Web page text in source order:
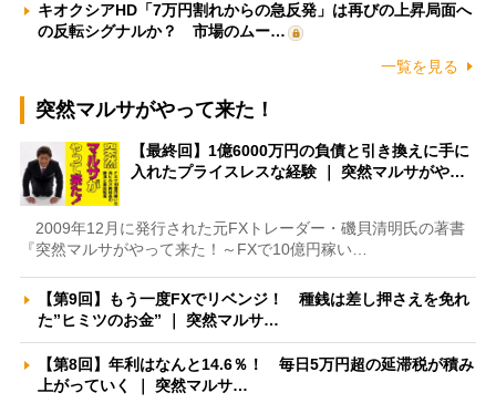
キオクシアHD「7万円割れからの急反発」は再びの上昇局面へ
の反転シグナルか？ 市場のムー…
一覧を見る
突然マルサがやって来た！
【最終回】1億6000万円の負債と引き換えに手に
入れたプライスレスな経験 ｜ 突然マルサがや…
2009年12月に発行された元FXトレーダー・磯貝清明氏の著書
『突然マルサがやって来た！～FXで10億円稼い…
【第9回】もう一度FXでリベンジ！ 種銭は差し押さえを免れ
た”ヒミツのお金” ｜ 突然マルサ…
【第8回】年利はなんと14.6％！ 毎日5万円超の延滞税が積み
上がっていく ｜ 突然マルサ…